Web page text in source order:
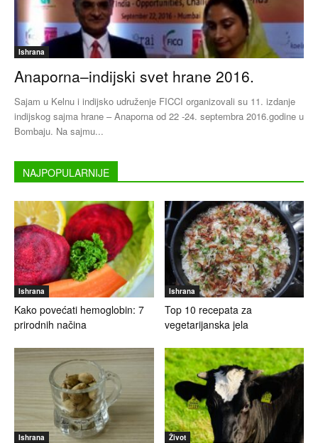
Ishrana
Anaporna–indijski svet hrane 2016.
Sajam u Kelnu i indijsko udruženje FICCI organizovali su 11. izdanje
indijskog sajma hrane – Anaporna od 22 -24. septembra 2016.godine u
Bombaju. Na sajmu...
NAJPOPULARNIJE
Ishrana
Kako povećati hemoglobin: 7
prirodnih načina
Ishrana
Top 10 recepata za
vegetarijanska jela
Ishrana Život